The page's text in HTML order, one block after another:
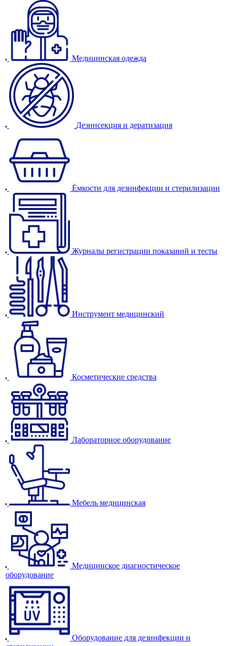
Медицинская одежда
Дезинсекция и дератизация
Ёмкости для дезинфекции и стерилизации
Журналы регистрации показаний и тесты
Инструмент медицинский
Косметические средства
Лабораторное оборудование
Мебель медицинская
Медицинское диагностическое
оборудование
Оборудование для дезинфекции и